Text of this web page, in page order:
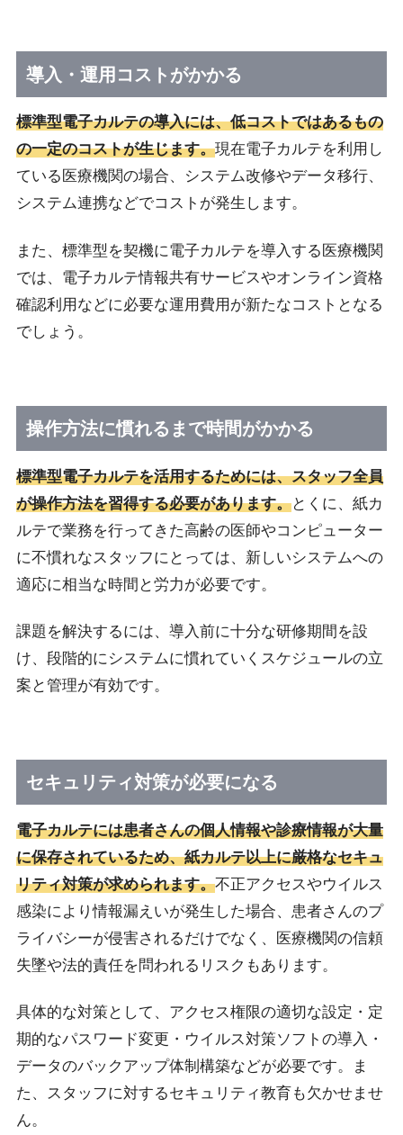
導入・運用コストがかかる
標準型電子カルテの導入には、低コストではあるもの
の一定のコストが生じます。現在電子カルテを利用し
ている医療機関の場合、システム改修やデータ移行、
システム連携などでコストが発生します。
また、標準型を契機に電子カルテを導入する医療機関
では、電子カルテ情報共有サービスやオンライン資格
確認利用などに必要な運用費用が新たなコストとなる
でしょう。
操作方法に慣れるまで時間がかかる
標準型電子カルテを活用するためには、スタッフ全員
が操作方法を習得する必要があります。とくに、紙カ
ルテで業務を行ってきた高齢の医師やコンピューター
に不慣れなスタッフにとっては、新しいシステムへの
適応に相当な時間と労力が必要です。
課題を解決するには、導入前に十分な研修期間を設
け、段階的にシステムに慣れていくスケジュールの立
案と管理が有効です。
セキュリティ対策が必要になる
電子カルテには患者さんの個人情報や診療情報が大量
に保存されているため、紙カルテ以上に厳格なセキュ
リティ対策が求められます。不正アクセスやウイルス
感染により情報漏えいが発生した場合、患者さんのプ
ライバシーが侵害されるだけでなく、医療機関の信頼
失墜や法的責任を問われるリスクもあります。
具体的な対策として、アクセス権限の適切な設定・定
期的なパスワード変更・ウイルス対策ソフトの導入・
データのバックアップ体制構築などが必要です。ま
た、スタッフに対するセキュリティ教育も欠かせませ
ん。